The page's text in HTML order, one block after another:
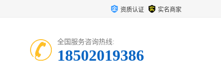
资质认证 实名商家
全国服务咨询热线:
18502019386